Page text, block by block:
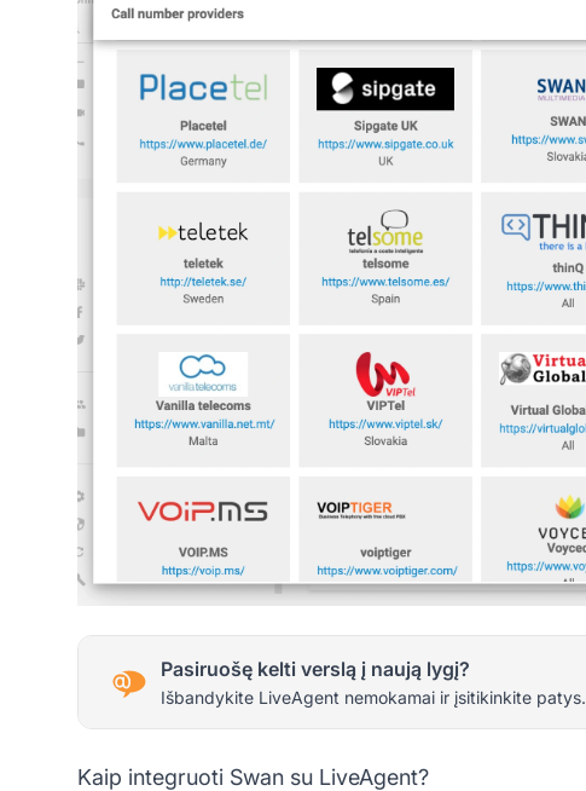
Pasiruošę kelti verslą į naują lygį?
Išbandykite LiveAgent nemokamai ir įsitikinkite patys.
Kaip integruoti Swan su LiveAgent?